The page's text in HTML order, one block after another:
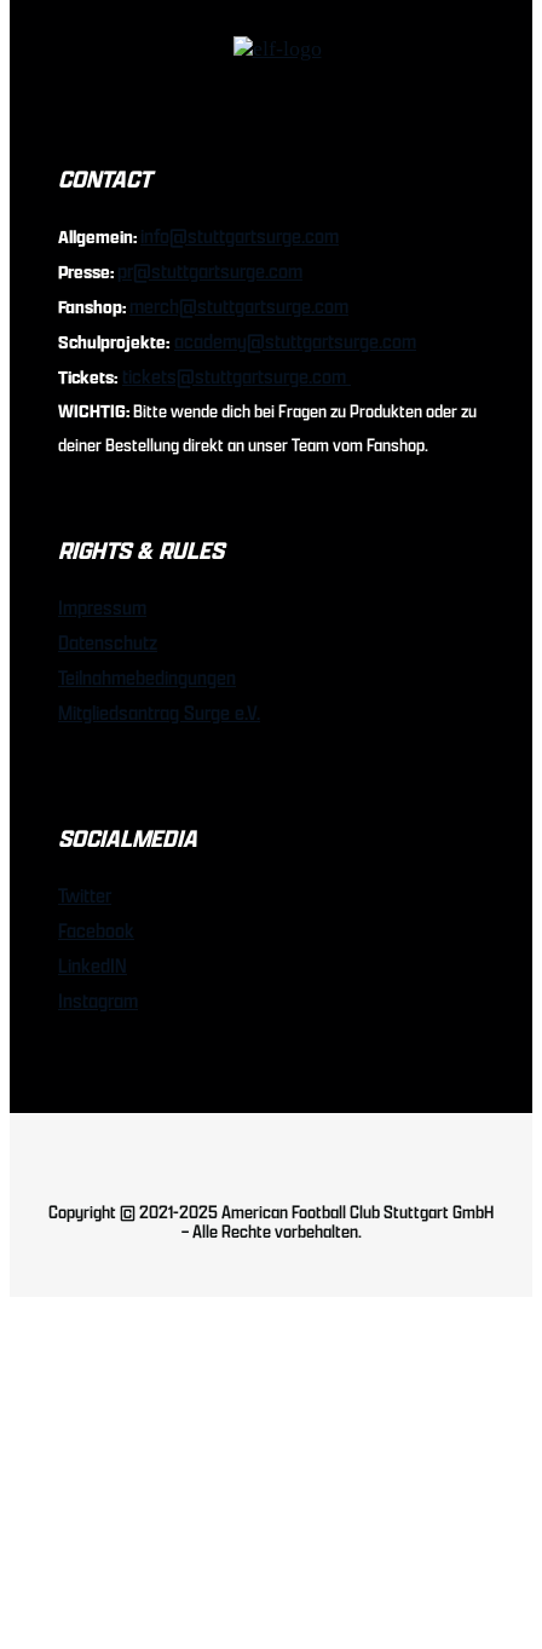
CONTACT
Allgemein:info@stuttgartsurge.com
Presse:pr@stuttgartsurge.com
Fanshop:merch@stuttgartsurge.com
Schulprojekte: academy@stuttgartsurge.com
Tickets: tickets@stuttgartsurge.com
WICHTIG:Bitte wende dich bei Fragen zu Produkten oder zu
deiner Bestellung direkt an unser Team vom Fanshop.
RIGHTS & RULES
Impressum
Datenschutz
Teilnahmebedingungen
Mitgliedsantrag Surge e.V.
SOCIALMEDIA
Twitter
Facebook
LinkedIN
Instagram
Copyright © 2021-2025 American Football Club Stuttgart GmbH
– Alle Rechte vorbehalten.